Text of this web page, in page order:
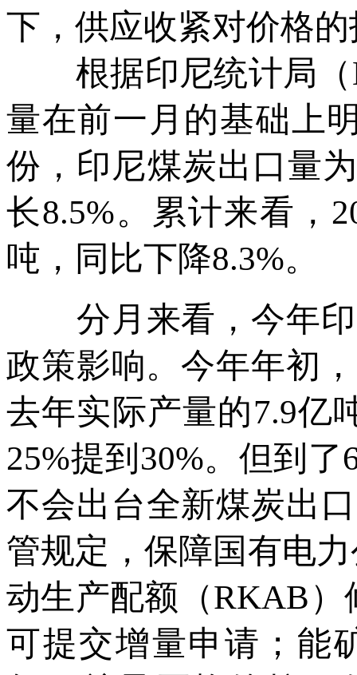
下，供应收紧对价格
根据印尼统计局（
量在前一月的基础上
份，印尼煤炭出口量
长8.5%。累计来看，
吨，同比下降8.3%。
分月来看，今年印
政策影响。今年年初
去年实际产量的7.9亿
25%提到30%。但到
不会出台全新煤炭出
管规定，保障国有电
动生产配额（RKAB）
可提交增量申请；能